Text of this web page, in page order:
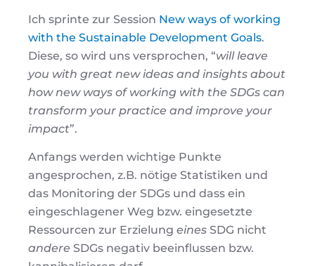
Ich sprinte zur Session New ways of working
with the Sustainable Development Goals.
Diese, so wird uns versprochen, “will leave
you with great new ideas and insights about
how new ways of working with the SDGs can
transform your practice and improve your
impact”.
Anfangs werden wichtige Punkte
angesprochen, z.B. nötige Statistiken und
das Monitoring der SDGs und dass ein
eingeschlagener Weg bzw. eingesetzte
Ressourcen zur Erzielung eines SDG nicht
andere SDGs negativ beeinflussen bzw.